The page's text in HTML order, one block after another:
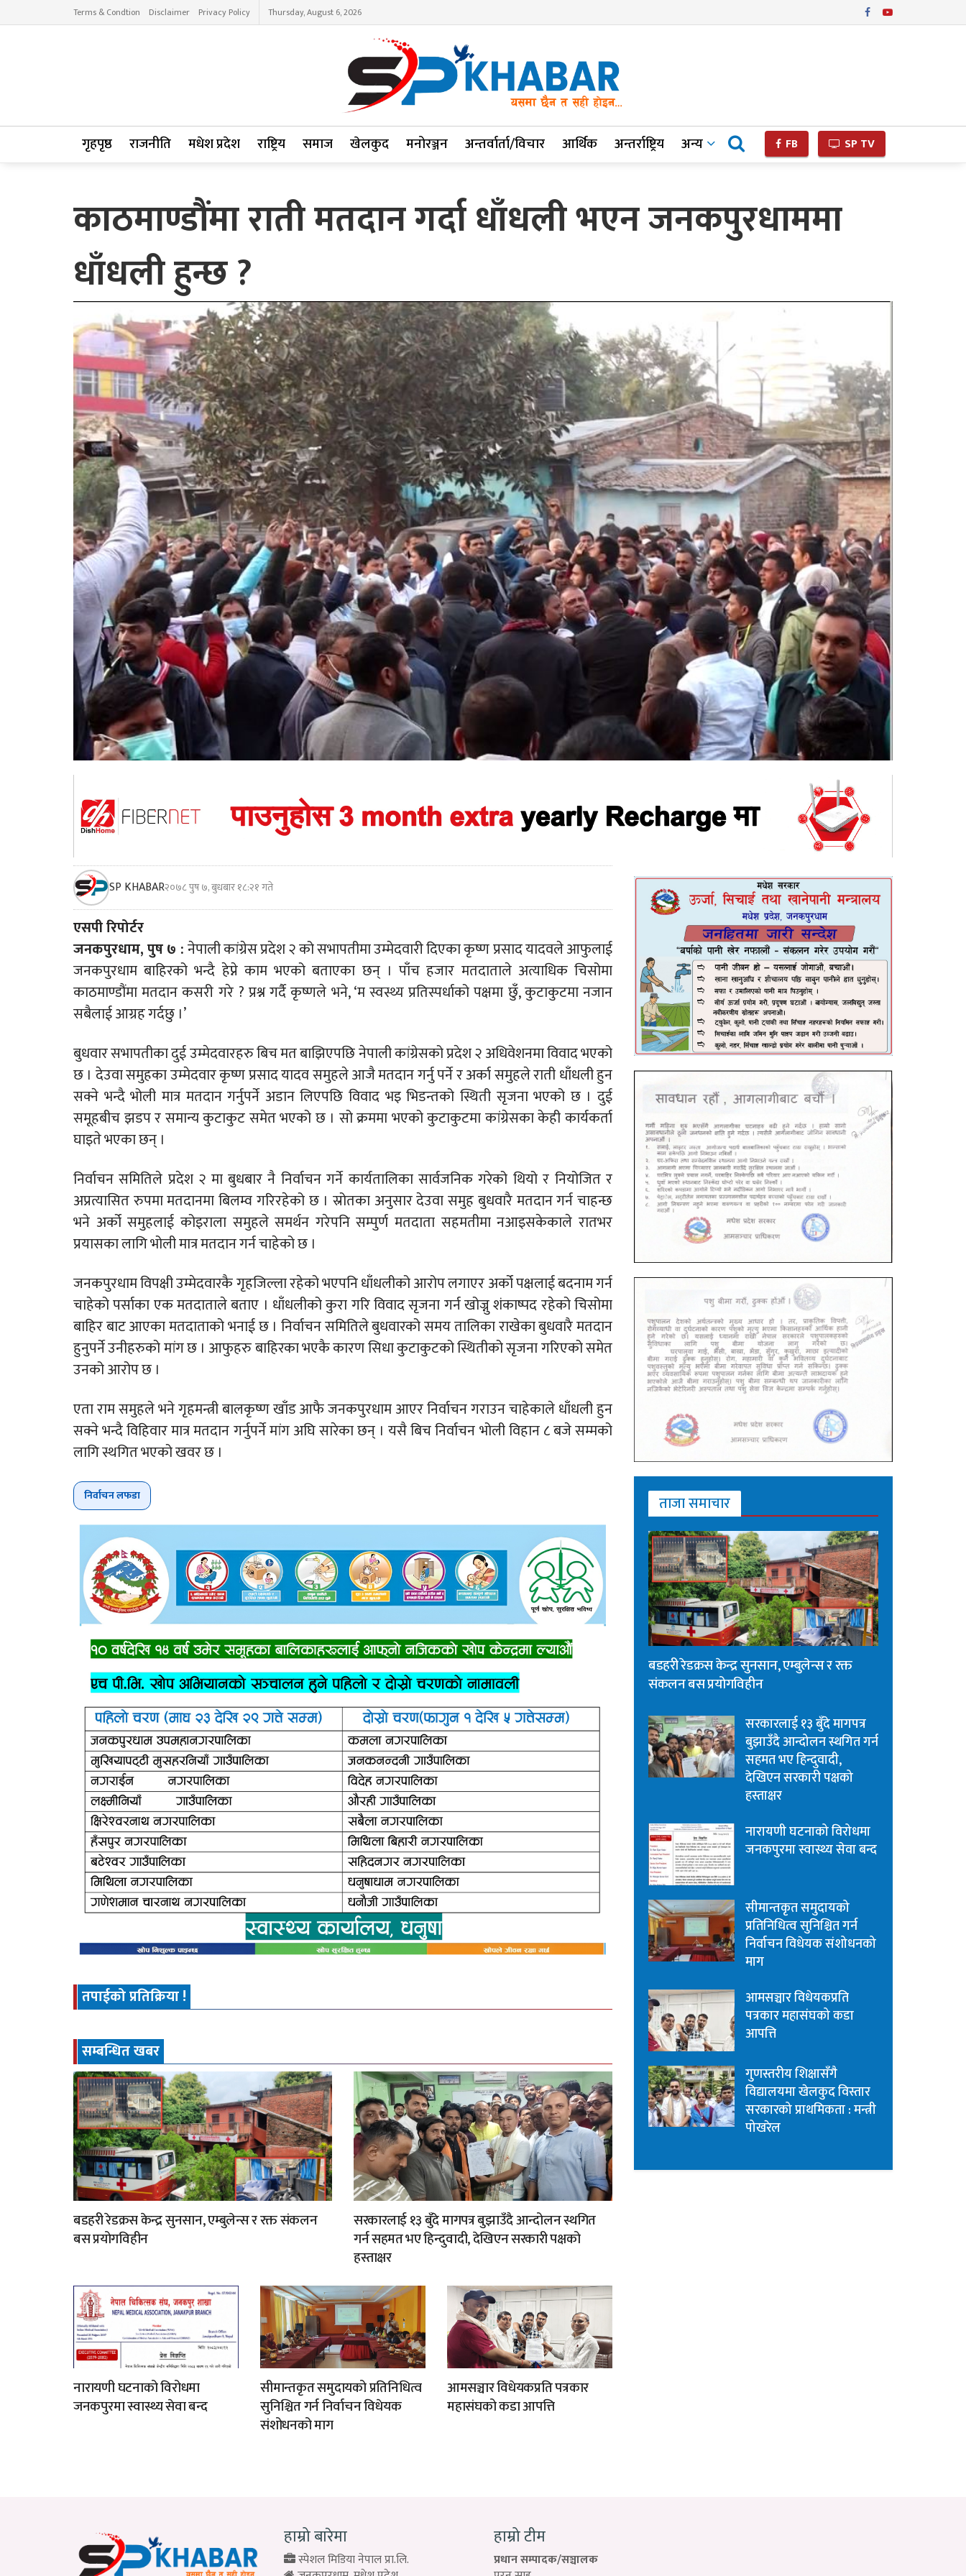
Terms & Condtion Disclaimer Privacy Policy Thursday, August 6, 2026
गृहपृष्ठ राजनीति मधेश प्रदेश राष्ट्रिय समाज खेलकुद मनोरञ्जन अन्तर्वार्ता/विचार आर्थिक अन्तर्राष्ट्रिय अन्य FB SP TV
काठमाण्डौंमा राती मतदान गर्दा धाँधली भएन जनकपुरधाममा
धाँधली हुन्छ ?
SP KHABAR२०७८ पुष ७, बुधबार १८:२१ गते
एसपी रिपोर्टर
जनकपुरधाम, पुष ७ :नेपाली कांग्रेस प्रदेश २ को सभापतीमा उम्मेदवारी दिएका कृष्ण प्रसाद यादवले आफुलाई
जनकपुरधाम बाहिरको भन्दै हेप्ने काम भएको बताएका छन् । पाँच हजार मतदाताले अत्याधिक चिसोमा
काठमाण्डौंमा मतदान कसरी गरे ? प्रश्न गर्दै कृष्णले भने, ‘म स्वस्थ्य प्रतिस्पर्धाको पक्षमा छुँ, कुटाकुटमा नजान
सबैलाई आग्रह गर्दछु ।’
बुधवार सभापतीका दुई उम्मेदवारहरु बिच मत बाझिएपछि नेपाली कांग्रेसको प्रदेश २ अधिवेशनमा विवाद भएको
छ । देउवा समुहका उम्मेदवार कृष्ण प्रसाद यादव समुहले आजै मतदान गर्नु पर्ने र अर्का समुहले राती धाँधली हुन
सक्ने भन्दै भोली मात्र मतदान गर्नुपर्ने अडान लिएपछि विवाद भइ भिडन्तको स्थिती सृजना भएको छ । दुई
समूहबीच झडप र समान्य कुटाकुट समेत भएको छ । सो क्रममा भएको कुटाकुटमा कांग्रेसका केही कार्यकर्ता
घाइते भएका छन् ।
निर्वाचन समितिले प्रदेश २ मा बुधबार नै निर्वाचन गर्ने कार्यतालिका सार्वजनिक गरेको थियो र नियोजित र
अप्रत्यासित रुपमा मतदानमा बिलम्व गरिरहेको छ । स्रोतका अनुसार देउवा समुह बुधवारै मतदान गर्न चाहन्छ
भने अर्को समुहलाई कोइराला समुहले समर्थन गरेपनि सम्पुर्ण मतदाता सहमतीमा नआइसकेकाले रातभर
प्रयासका लागि भोली मात्र मतदान गर्न चाहेको छ ।
जनकपुरधाम विपक्षी उम्मेदवारकै गृहजिल्ला रहेको भएपनि धाँधलीको आरोप लगाएर अर्को पक्षलाई बदनाम गर्न
चाहेको पर्साका एक मतदाताले बताए । धाँधलीको कुरा गरि विवाद सृजना गर्न खोज्नु शंकाष्पद रहेको चिसोमा
बाहिर बाट आएका मतदाताको भनाई छ । निर्वाचन समितिले बुधवारको समय तालिका राखेका बुधवारै मतदान
हुनुपर्ने उनीहरुको मांग छ । आफुहरु बाहिरका भएकै कारण सिधा कुटाकुटको स्थितीको सृजना गरिएको समेत
उनको आरोप छ ।
एता राम समुहले भने गृहमन्त्री बालकृष्ण खाँड आफै जनकपुरधाम आएर निर्वाचन गराउन चाहेकाले धाँधली हुन
सक्ने भन्दै विहिवार मात्र मतदान गर्नुपर्ने मांग अघि सारेका छन् । यसै बिच निर्वाचन भोली विहान ८ बजे सम्मको
लागि स्थगित भएको खवर छ ।
निर्वाचन लफडा
तपाईको प्रतिक्रिया !
सम्बन्धित खबर
बडहरी रेडक्रस केन्द्र सुनसान, एम्बुलेन्स र रक्त संकलन
बस प्रयोगविहीन
सरकारलाई १३ बुँदे मागपत्र बुझाउँदै आन्दोलन स्थगित
गर्न सहमत भए हिन्दुवादी, देखिएन सरकारी पक्षको
हस्ताक्षर
नारायणी घटनाको विरोधमा
जनकपुरमा स्वास्थ्य सेवा बन्द
सीमान्तकृत समुदायको प्रतिनिधित्व
सुनिश्चित गर्न निर्वाचन विधेयक
संशोधनको माग
आमसञ्चार विधेयकप्रति पत्रकार
महासंघको कडा आपत्ति
ताजा समाचार
बडहरी रेडक्रस केन्द्र सुनसान, एम्बुलेन्स र रक्त
संकलन बस प्रयोगविहीन
सरकारलाई १३ बुँदे मागपत्र
बुझाउँदै आन्दोलन स्थगित गर्न
सहमत भए हिन्दुवादी,
देखिएन सरकारी पक्षको
हस्ताक्षर
नारायणी घटनाको विरोधमा
जनकपुरमा स्वास्थ्य सेवा बन्द
सीमान्तकृत समुदायको
प्रतिनिधित्व सुनिश्चित गर्न
निर्वाचन विधेयक संशोधनको
माग
आमसञ्चार विधेयकप्रति
पत्रकार महासंघको कडा
आपत्ति
गुणस्तरीय शिक्षासँगै
विद्यालयमा खेलकुद विस्तार
सरकारको प्राथमिकता : मन्त्री
पोखरेल
हाम्रो बारेमा
स्पेशल मिडिया नेपाल प्रा.लि.
हाम्रो टीम
प्रधान सम्पादक/सञ्चालक